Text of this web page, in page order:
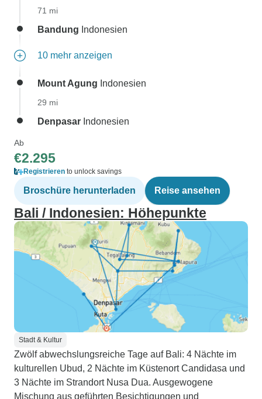
71 mi
Bandung Indonesien
10 mehr anzeigen
Mount Agung Indonesien
29 mi
Denpasar Indonesien
Ab
€2.295
Registrieren to unlock savings
Broschüre herunterladen Reise ansehen
Bali / Indonesien: Höhepunkte
Stadt & Kultur
Zwölf abwechslungsreiche Tage auf Bali: 4 Nächte im
kulturellen Ubud, 2 Nächte im Küstenort Candidasa und
3 Nächte im Strandort Nusa Dua. Ausgewogene
Mischung aus geführten Besichtigungen und